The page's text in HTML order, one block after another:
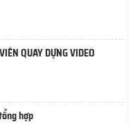
QUAY DỰNG VIDEO
hợp